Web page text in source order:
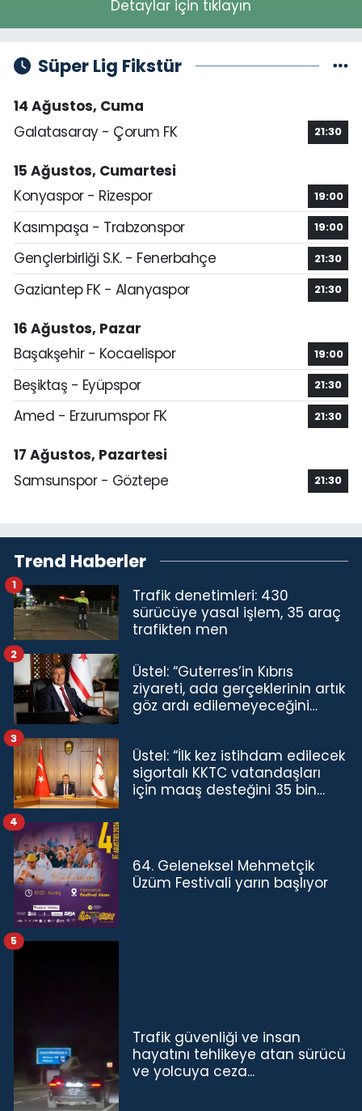
Detaylar için tıklayın
Süper Lig Fikstür
14 Ağustos, Cuma
Galatasaray - Çorum FK
21:30
15 Ağustos, Cumartesi
Konyaspor - Rizespor
19:00
Kasımpaşa - Trabzonspor 19:00
Gençlerbirliği S.K. - Fenerbahçe 21:30
Gaziantep FK - Alanyaspor 21:30
16 Ağustos, Pazar
Başakşehir - Kocaelispor
19:00
Beşiktaş - Eyüpspor 21:30
Amed - Erzurumspor FK 21:30
17 Ağustos, Pazartesi
Samsunspor - Göztepe
21:30
Trend Haberler
Trafik denetimleri: 430
sürücüye yasal işlem, 35 araç
trafikten men
1
Üstel: “Guterres’in Kıbrıs
ziyareti, ada gerçeklerinin artık
göz ardı edilemeyeceğini
2
Üstel: “İlk kez istihdam edilecek
sigortalı KKTC vatandaşları
için maaş desteğini 35 bin
3
64. Geleneksel Mehmetçik
Üzüm Festivali yarın başlıyor
4
Trafik güvenliği ve insan
hayatını tehlikeye atan sürücü
ve yolcuya ceza...
5